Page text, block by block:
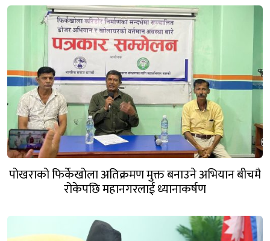
पोखराको फिर्केखोला अतिक्रमण मुक्त बनाउने अभियान बीचमै
रोकेपछि महानगरलाई ध्यानाकर्षण